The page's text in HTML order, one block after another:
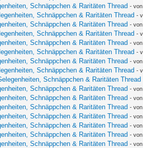
Schnäppchen & Raritäten Thread -
Schnäppchen & Raritäten Thread -
Schnäppchen & Raritäten Thread -
Schnäppchen & Raritäten Thread -
Schnäppchen & Raritäten Thread -
Schnäppchen & Raritäten Thread -
Schnäppchen & Raritäten Thread -
Schnäppchen & Raritäten Thread -
Schnäppchen & Raritäten Thread
Schnäppchen & Raritäten Thread - von
Schnäppchen & Raritäten Thread - von
Schnäppchen & Raritäten Thread -
Schnäppchen & Raritäten Thread - von
Schnäppchen & Raritäten Thread -
Schnäppchen & Raritäten Thread -
Schnäppchen & Raritäten Thread - von